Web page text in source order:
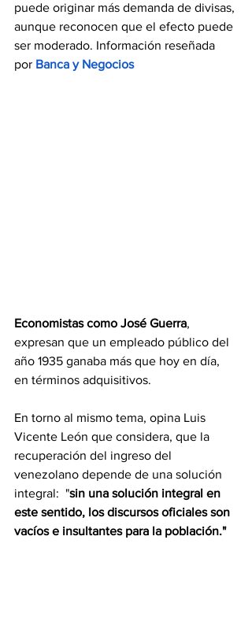
puede originar más demanda de divisas,
aunque reconocen que el efecto puede
ser moderado. Información reseñada
por Banca y Negocios
Economistas como José Guerra,
expresan que un empleado público del
año 1935 ganaba más que hoy en día,
en términos adquisitivos.
En torno al mismo tema, opina Luis
Vicente León que considera, que la
recuperación del ingreso del
venezolano depende de una solución
integral:  "sin una solución integral en
este sentido, los discursos oficiales son
vacíos e insultantes para la población."